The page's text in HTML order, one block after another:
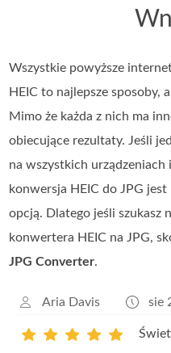
Wszystkie powyższe
HEIC to najlepsze sposoby,
Mimo że każda z nich ma
obiecujące rezultaty. Jeśli
na wszystkich urządzeniach
konwersja HEIC do JPG
opcją. Dlatego jeśli szukasz
konwertera HEIC na JPG,
JPG Converter.
Aria Davis sie